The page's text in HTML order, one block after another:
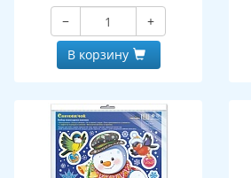
−
+
В корзину